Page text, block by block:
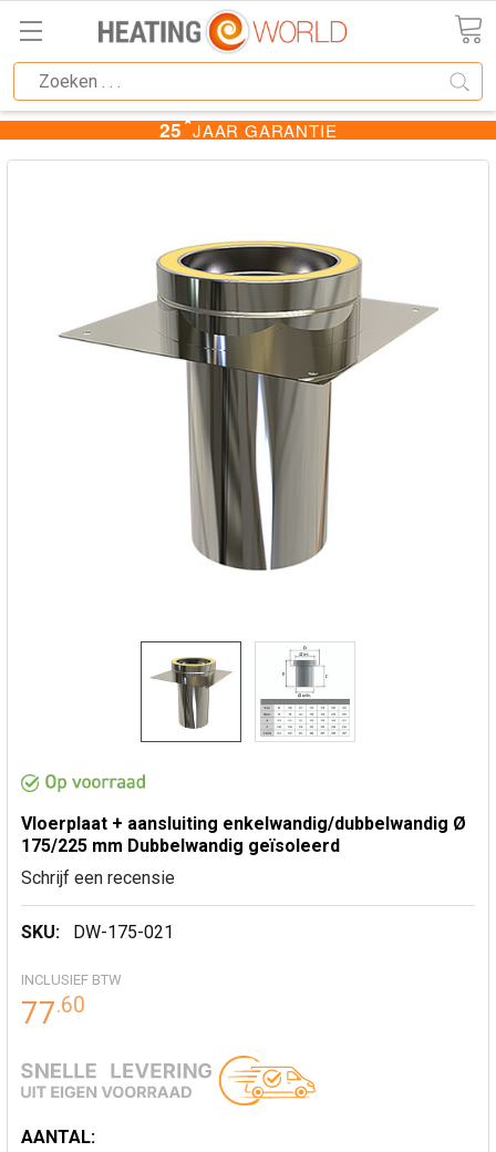
25★JAAR GARANTIE
Vloerplaat + aansluiting enkelwandig/dubbelwandig Ø
175/225 mm Dubbelwandig geïsoleerd
Schrijf een recensie
SKU: DW-175-021
INCLUSIEF BTW
77.60
HUIDIGE
AANTAL: